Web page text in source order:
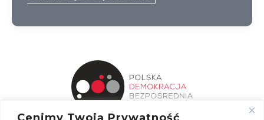
Cenimy Twoją Prywatność
Obecnym
Obywatel
Gospodarzem
We